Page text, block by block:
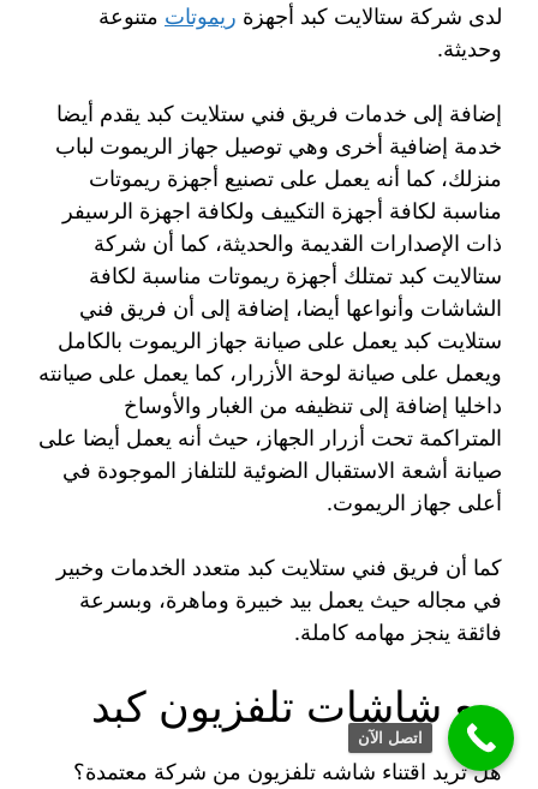
لدى شركة ستالايت كبد أجهزة ريموتات متنوعة
وحديثة.
إضافة إلى خدمات فريق فني ستلايت كبد يقدم أيضا
خدمة إضافية أخرى وهي توصيل جهاز الريموت لباب
منزلك، كما أنه يعمل على تصنيع أجهزة ريموتات
مناسبة لكافة أجهزة التكييف ولكافة اجهزة الرسيفر
ذات الإصدارات القديمة والحديثة، كما أن شركة
ستالايت كبد تمتلك أجهزة ريموتات مناسبة لكافة
الشاشات وأنواعها أيضا، إضافة إلى أن فريق فني
ستلايت كبد يعمل على صيانة جهاز الريموت بالكامل
ويعمل على صيانة لوحة الأزرار، كما يعمل على صيانته
داخليا إضافة إلى تنظيفه من الغبار والأوساخ
المتراكمة تحت أزرار الجهاز، حيث أنه يعمل أيضا على
صيانة أشعة الاستقبال الضوئية للتلفاز الموجودة في
أعلى جهاز الريموت.
كما أن فريق فني ستلايت كبد متعدد الخدمات وخبير
في مجاله حيث يعمل بيد خبيرة وماهرة، وبسرعة
فائقة ينجز مهامه كاملة.
بيع شاشات تلفزيون كبد
هل تريد اقتناء شاشه تلفزيون من شركة معتمدة؟
اتصل الآن